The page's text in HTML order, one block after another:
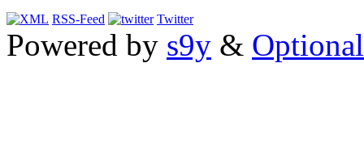
RSS-Feed Twitter
Powered by s9y &